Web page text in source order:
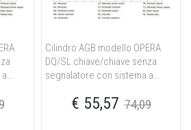
Cilindro AGB modello OPERA
DQ/SL chiave/chiave senza
segnalatore con sistema a
30/10/40 per portoncino in
€ 55,57 74,09